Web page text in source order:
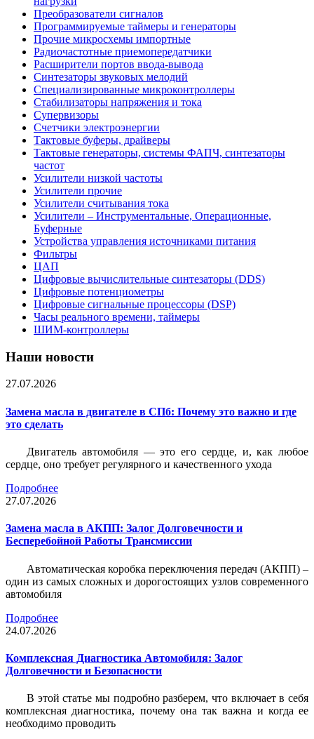
Преобразователи сигналов
Программируемые таймеры и генераторы
Прочие микросхемы импортные
Радиочастотные приемопередатчики
Расширители портов ввода-вывода
Синтезаторы звуковых мелодий
Специализированные микроконтроллеры
Стабилизаторы напряжения и тока
Супервизоры
Счетчики электроэнергии
Тактовые буферы, драйверы
Тактовые генераторы, системы ФАПЧ, синтезаторы
частот
Усилители низкой частоты
Усилители прочие
Усилители считывания тока
Усилители – Инструментальные, Операционные,
Буферные
Устройства управления источниками питания
Фильтры
ЦАП
Цифровые вычислительные синтезаторы (DDS)
Цифровые потенциометры
Цифровые сигнальные процессоры (DSP)
Часы реального времени, таймеры
ШИМ-контроллеры
Наши новости
27.07.2026
Замена масла в двигателе в СПб: Почему это важно и где
это сделать
Двигатель автомобиля — это его сердце, и, как любое
сердце, оно требует регулярного и качественного ухода
Подробнее
27.07.2026
Замена масла в АКПП: Залог Долговечности и
Бесперебойной Работы Трансмиссии
Автоматическая коробка переключения передач (АКПП) –
один из самых сложных и дорогостоящих узлов современного
автомобиля
Подробнее
24.07.2026
Комплексная Диагностика Автомобиля: Залог
Долговечности и Безопасности
В этой статье мы подробно разберем, что включает в себя
комплексная диагностика, почему она так важна и когда ее
необходимо проводить